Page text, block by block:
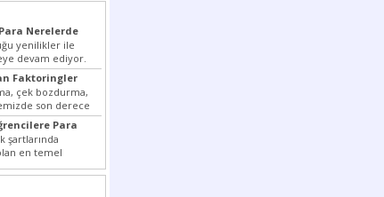
Nerelerde
yenilikler ile
devam ediyor.
arttırmak
Faktoringler
çek bozdurma,
son derece
Para
şartlarında
en temel
dahi son derece zor